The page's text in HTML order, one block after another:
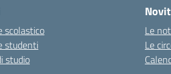
scolastico
studenti
studio
Le
Le